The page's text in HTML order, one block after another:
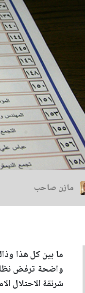
مازن صاحب
ما بين كل هذا
واضحة ترفض
شرنقة الاحتلال